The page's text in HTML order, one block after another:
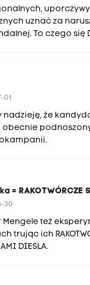
uznać za
To czego się
01
nadzieję, że
obecnie
= RAKOTWÓRCZE
30
Mengele też
trując ich
DIESLA.